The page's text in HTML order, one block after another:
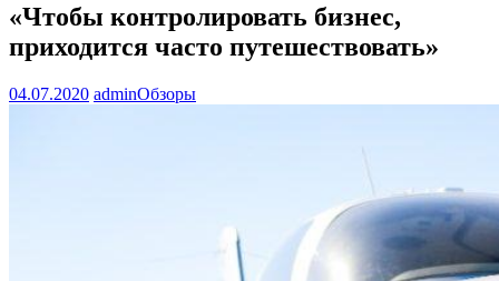
«Чтобы контролировать бизнес,
приходится часто путешествовать»
04.07.2020 adminОбзоры